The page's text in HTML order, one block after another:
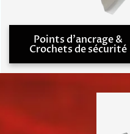
Points d'ancrage &
Crochets de sécurité